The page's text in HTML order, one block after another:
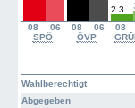
08 06 08 06 08
SPÖ
ÖVP
2.3
Wahlberechtigt
Abgegeben